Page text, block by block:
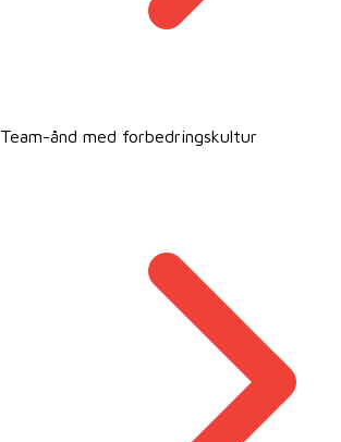
Team-ånd med forbedringskultur